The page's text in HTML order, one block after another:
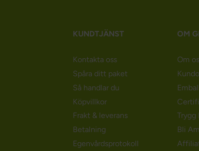
KUNDTJÄNST
Kontakta oss
Spåra ditt paket
Så handlar du
Köpvillkor
Frakt & leverans
Betalning
Egenvårdsprotokoll
OM
Om
Trygg
Bli